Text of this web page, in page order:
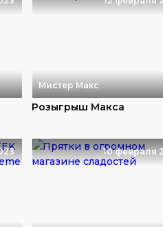
Мистер Макс
Розыгрыш Макса
10 февраля